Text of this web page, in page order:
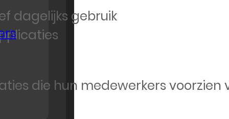
dagelijks gebruik
die hun medewerkers